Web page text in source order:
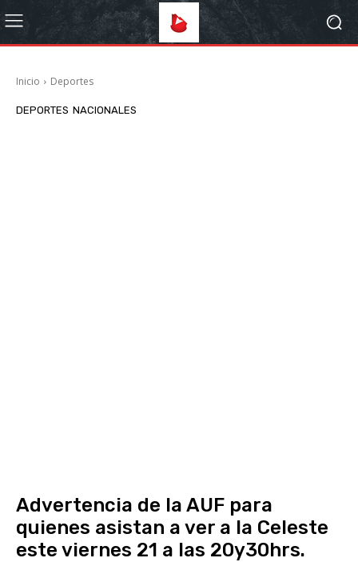
Inicio Deportes
DEPORTES NACIONALES
Advertencia de la AUF para
quienes asistan a ver a la Celeste
este viernes 21 a las 20y30hrs.